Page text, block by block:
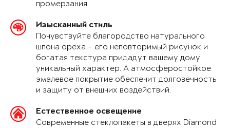
промерзания.
Изысканный стиль
Почувствуйте благородство натурального
шпона ореха – его неповторимый рисунок и
богатая текстура придадут вашему дому
уникальный характер. А атмосферостойкое
эмалевое покрытие обеспечит долговечность
и защиту от внешних воздействий.
Естественное освещение
Современные стеклопакеты в дверях Diamond